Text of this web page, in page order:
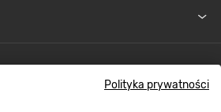
Polityka prywatności